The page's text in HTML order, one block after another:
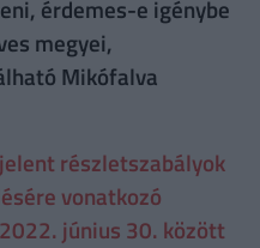
érdemes-e igénybe
megyei,
Mikófalva
részletszabályok
vonatkozó
június 30. között